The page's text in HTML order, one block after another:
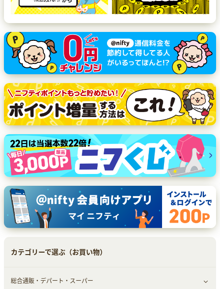
カテゴリーで選ぶ（お買い物）
総合通販・デパート・スーパー